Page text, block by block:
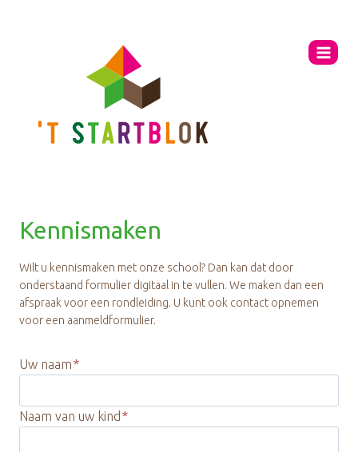
Kennismaken
Wilt u kennismaken met onze school? Dan kan dat door
onderstaand formulier digitaal in te vullen. We maken dan een
afspraak voor een rondleiding. U kunt ook contact opnemen
voor een aanmeldformulier.
Uw naam*
Naam van uw kind *